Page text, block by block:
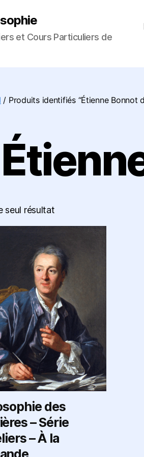
et Cours Particuliers de
/ Produits identifiés “Étienne Bonnot
seul résultat
des
– Série
– À la